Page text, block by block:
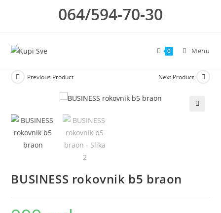
064/594-70-30
0 Menu
Previous Product Next Product
BUSINESS rokovnik b5 braon